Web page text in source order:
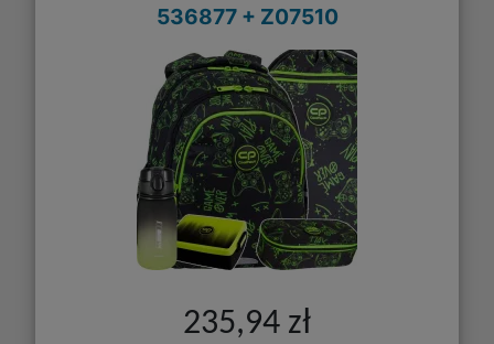
536877 + Z07510
235,94 zł